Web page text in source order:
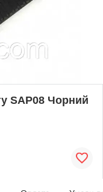
SAP08 Чорний